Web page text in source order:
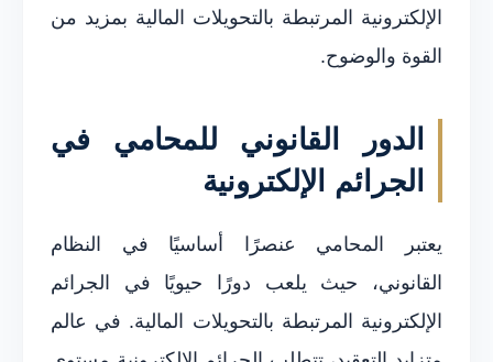
الإلكترونية المرتبطة بالتحويلات المالية بمزيد من
القوة والوضوح.
الدور القانوني للمحامي في
الجرائم الإلكترونية
يعتبر المحامي عنصرًا أساسيًا في النظام
القانوني، حيث يلعب دورًا حيويًا في الجرائم
الإلكترونية المرتبطة بالتحويلات المالية. في عالم